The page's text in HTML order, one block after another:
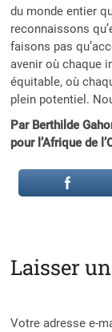
du monde entier
reconnaissons
faisons pas
avenir où chaque
équitable, où
plein potentiel.
Par Berthilde
pour l’Afrique de
Laisser
Votre adresse e-